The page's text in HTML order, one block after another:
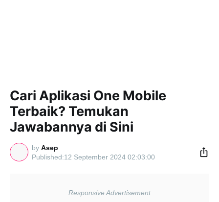
Cari Aplikasi One Mobile
Terbaik? Temukan
Jawabannya di Sini
by Asep
12 September 2024 02:03:00